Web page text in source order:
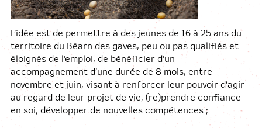
L’idée est de permettre à des jeunes de 16 à 25 ans du
territoire du Béarn des gaves, peu ou pas qualifiés et
éloignés de l’emploi, de bénéficier d’un
accompagnement d’une durée de 8 mois, entre
novembre et juin, visant à renforcer leur pouvoir d’agir
au regard de leur projet de vie, (re)prendre confiance
en soi, développer de nouvelles compétences ;